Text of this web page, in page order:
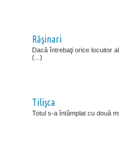
Răşinari
Dacă întrebaţi orice locuitor
(...)
Tilişca
Totul s-a întâmplat cu două